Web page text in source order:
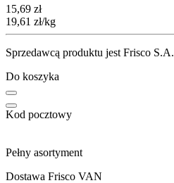
Cena
15,69 zł
19,61 zł/kg
Sprzedawcą produktu jest Frisco S.A.
Do koszyka
Kod pocztowy
Pełny asortyment
Dostawa Frisco VAN